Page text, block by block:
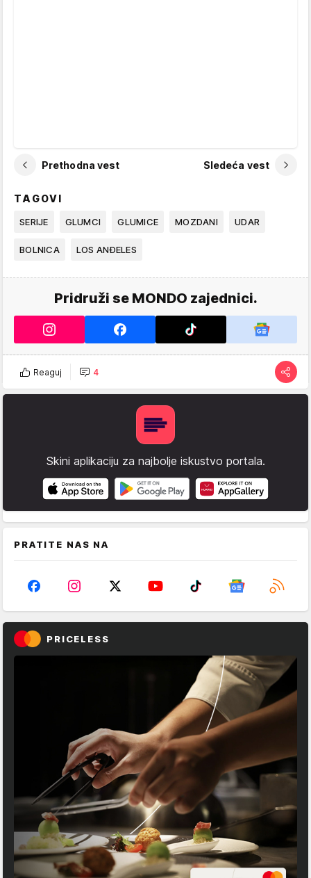
Prethodna vest Sledeća vest
TAGOVI
SERIJE GLUMCI GLUMICE MOZDANI UDAR
BOLNICA LOS ANĐELES
Pridruži se MONDO zajednici.
Reaguj 4
Skini aplikaciju za najbolje iskustvo portala.
PRATITE NAS NA
PRICELESS